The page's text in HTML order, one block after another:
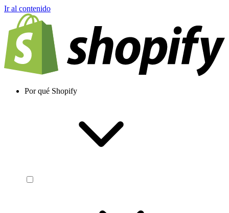
Ir al contenido
Por qué Shopify